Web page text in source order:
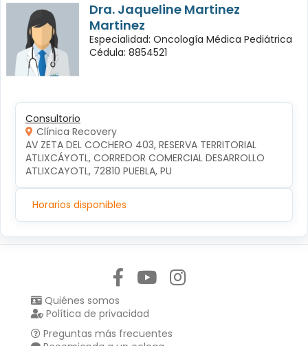
Dra. Jaqueline Martinez
Martinez
Especialidad: Oncología Médica Pediátrica
Cédula: 8854521
Consultorio
Clínica Recovery
AV ZETA DEL COCHERO 403, RESERVA TERRITORIAL
ATLIXCÁYOTL, CORREDOR COMERCIAL DESARROLLO
ATLIXCAYOTL, 72810 PUEBLA, PU
Horarios disponibles
Quiénes somos
Política de privacidad
Preguntas más frecuentes